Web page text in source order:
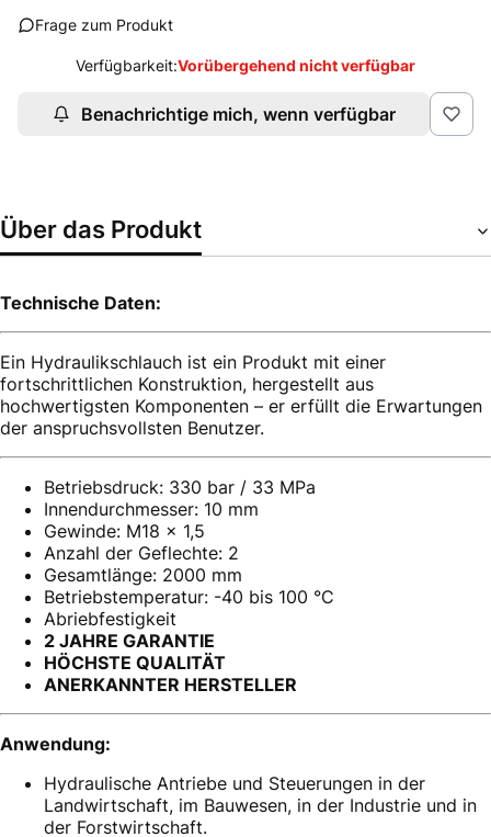
Frage zum Produkt
Verfügbarkeit:Vorübergehend nicht verfügbar
Benachrichtige mich, wenn verfügbar
Über das Produkt
Technische Daten:
Ein Hydraulikschlauch ist ein Produkt mit einer
fortschrittlichen Konstruktion, hergestellt aus
hochwertigsten Komponenten – er erfüllt die Erwartungen
der anspruchsvollsten Benutzer.
Betriebsdruck: 330 bar / 33 MPa
Innendurchmesser: 10 mm
Gewinde: M18 x 1,5
Anzahl der Geflechte: 2
Gesamtlänge: 2000 mm
Betriebstemperatur: -40 bis 100 °C
Abriebfestigkeit
2 JAHRE GARANTIE
HÖCHSTE QUALITÄT
ANERKANNTER HERSTELLER
Anwendung:
Hydraulische Antriebe und Steuerungen in der
Landwirtschaft, im Bauwesen, in der Industrie und in
der Forstwirtschaft.